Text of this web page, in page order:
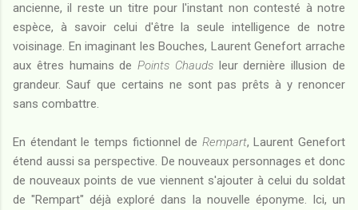
ancienne, il reste un titre pour l'instant non contesté à notre
espèce, à savoir celui d'être la seule intelligence de notre
voisinage. En imaginant les Bouches, Laurent Genefort arrache
aux êtres humains dePoints Chaudsleur dernière illusion de
grandeur. Sauf que certains ne sont pas prêts à y renoncer
sans combattre.
En étendant le temps fictionnel de Rempart, Laurent Genefort
étend aussi sa perspective. De nouveaux personnages et donc
de nouveaux points de vue viennent s'ajouter à celui du soldat
de "Rempart" déjà exploré dans la nouvelle éponyme. Ici, un